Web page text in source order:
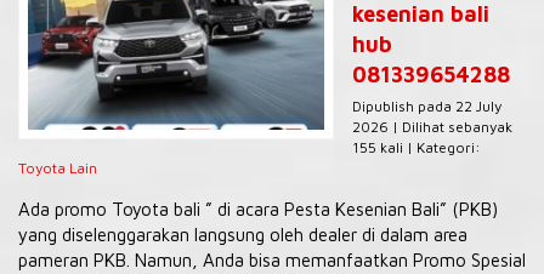
kesenian bali
hub
081339654288
Dipublish pada 22 July
2026 | Dilihat sebanyak
155 kali | Kategori:
Toyota Lain
Ada promo Toyota bali ” di acara Pesta Kesenian Bali” (PKB)
yang diselenggarakan langsung oleh dealer di dalam area
pameran PKB. Namun, Anda bisa memanfaatkan Promo Spesial